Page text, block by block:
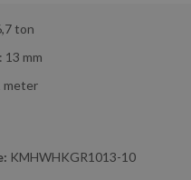
ton
13 mm
meter
KMHWHKGR1013-10